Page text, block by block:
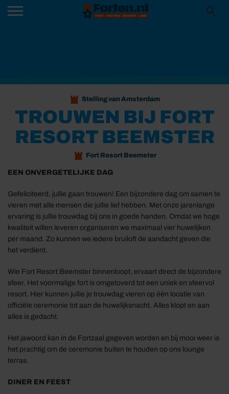
Stelling van Amsterdam
TROUWEN BIJ FORT
RESORT BEEMSTER
Fort Resort Beemster
EEN ONVERGETELIJKE DAG
Gefeliciteerd, jullie gaan trouwen! Een bijzondere dag om samen te
vieren met alle mensen die jullie lief hebben. Met onze jarenlange
ervaring is jullie trouwdag bij ons in goede handen. Omdat we hoge
kwaliteit willen leveren organiseren we maximaal vier huwelijken
per maand. Zo kunnen we iedere bruiloft de aandacht geven die
het verdient.
Wie Fort Resort Beemster binnenloopt, ervaart direct de bijzondere
sfeer. Het voormalige fort is omgetoverd tot een uniek en sfeervol
resort. Hier kunnen jullie je trouwdag vieren op één locatie van
officiële ceremonie tot aan de huwelijksnacht. Alles klopt en aan
alles is gedacht.
Het jawoord kan in de Fortzaal gegeven worden en bij mooi weer is
het prachtig om de ceremonie buiten te houden op ons lounge
terras.
DINER EN FEEST